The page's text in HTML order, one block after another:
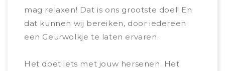
mag relaxen! Dat is ons grootste doel! En
dat kunnen wij bereiken, door iedereen
een Geurwolkje te laten ervaren.
Het doet iets met jouw hersenen. Het